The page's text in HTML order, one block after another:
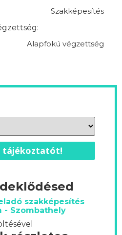
Szakképesítés
Alapfokú végzettség
tájékoztatót!
szakképesítés
- Szombathely